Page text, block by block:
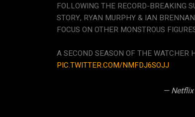
FOLLOWING THE RECORD-BREAKING
STORY, RYAN MURPHY & IAN
FOCUS ON OTHER MONSTROUS
A SECOND SEASON OF THE WATCHER
PIC.TWITTER.COM/NMFDJ6SOJJ
—